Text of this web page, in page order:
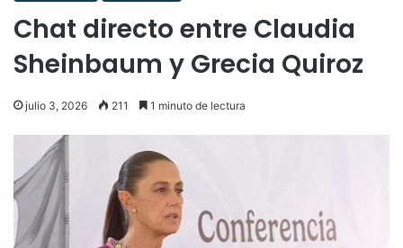
Chat directo entre Claudia
Sheinbaum y Grecia Quiroz
julio 3, 2026 211 1 minuto de lectura